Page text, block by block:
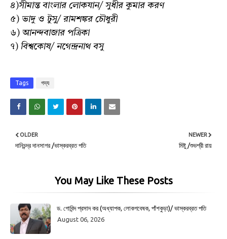
৪)সীমান্ত বাংলার লোকযান/ সুধীর কুমার করণ
৫) ভাদু ও টুসু/ রামশঙ্কর চৌধুরী
৬) আনন্দবাজার পত্রিকা
৭) বিশ্বকোষ/ নগেন্দ্রনাথ বসু
Tags গদ্য
NEWER
মিষ্টু /শুভশ্রী রায়
OLDER
দানিচন্দ্র দানসাগর /ভাস্করব্রত পতি
You May Like These Posts
ড. গোবিন্দ প্রসাদ কর (অধ্যাপক, লোকগবেষক, পাঁশকুড়া)/ ভাস্করব্রত পতি
August 06, 2026